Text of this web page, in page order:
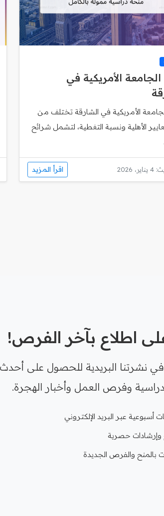
الأمريكية في
الأمريكية في الشارقة تختلف من
الأهلية ونسبة التغطية، لتشمل شرائح
2026 اقرأ المزيد
اطلاع بآخر الفرص!
نشرتنا البريدية للحصول على أحدث
وفرص العمل وأخبار الهجرة.
أسبوعية عبر البريد الإلكتروني
وإرشادات حصرية
بالمنح والفرص الجديدة